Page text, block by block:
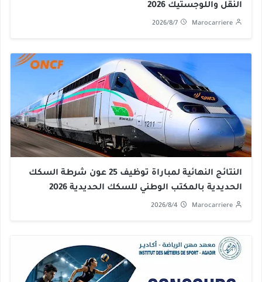
النقل واللوجستيك 2026
Marocarriere
2026/8/7
النتائج النهائية لمباراة توظيف 25 عون شرطة السكك
الحديدية بالمكتب الوطني للسكك الحديدية 2026
Marocarriere
2026/8/4